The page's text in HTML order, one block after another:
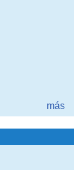
más